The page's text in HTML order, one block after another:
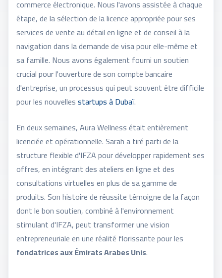
commerce électronique. Nous l'avons assistée à chaque
étape, de la sélection de la licence appropriée pour ses
services de vente au détail en ligne et de conseil à la
navigation dans la demande de visa pour elle-même et
sa famille. Nous avons également fourni un soutien
crucial pour l'ouverture de son compte bancaire
d'entreprise, un processus qui peut souvent être difficile
pour les nouvellesstartups à Dubaï.
En deux semaines, Aura Wellness était entièrement
licenciée et opérationnelle. Sarah a tiré parti de la
structure flexible d'IFZA pour développer rapidement ses
offres, en intégrant des ateliers en ligne et des
consultations virtuelles en plus de sa gamme de
produits. Son histoire de réussite témoigne de la façon
dont le bon soutien, combiné à l'environnement
stimulant d'IFZA, peut transformer une vision
entrepreneuriale en une réalité florissante pour les
fondatrices aux Émirats Arabes Unis.